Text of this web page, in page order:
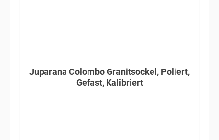
Juparana Colombo Granitsockel, Poliert,
Gefast, Kalibriert